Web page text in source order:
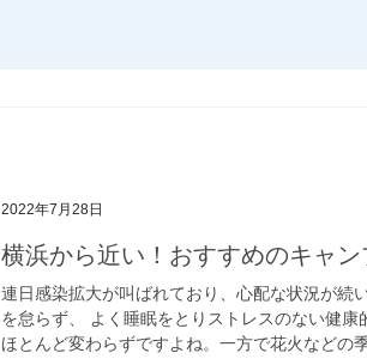
2022年7月28日
横浜から近い！おすすめのキャン
連日感染拡大が叫ばれており、心配な状況が続
を怠らず、 よく睡眠をとりストレスのない健
ほとんど変わらずですよね。一方で花火などの